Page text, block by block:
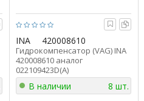
INA 420008610
Гидрокомпенсатор (VAG) INA
420008610 аналог
022109423D(A)
В наличии 8 шт.